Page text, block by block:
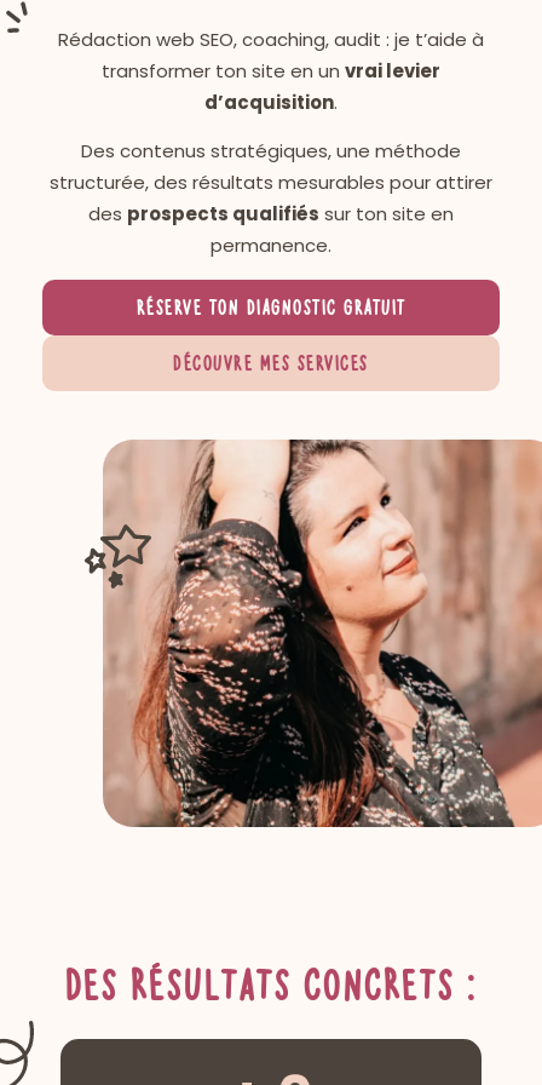
Rédaction web SEO, coaching, audit : je t’aide à
transformer ton site en un vrai levier
d’acquisition.
Des contenus stratégiques, une méthode
structurée, des résultats mesurables pour attirer
des prospects qualifiés sur ton site en
permanence.
réserve ton diagnostic gratuit
Découvre mes services
Des résultats concrets :